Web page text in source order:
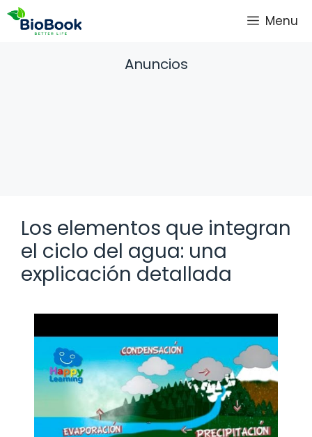
Saltar
Menu
Anuncios
Los elementos que integran
el ciclo del agua: una
explicación detallada